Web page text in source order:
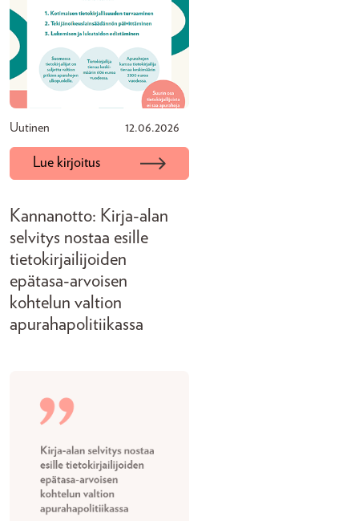
Uutinen 12.06.2026
Lue kirjoitus
Kannanotto: Kirja-alan
selvitys nostaa esille
tietokirjailijoiden
epätasa-arvoisen
kohtelun valtion
apurahapolitiikassa